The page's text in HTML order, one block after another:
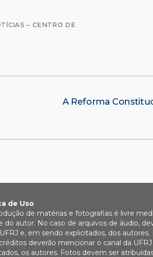
– CENTRO DE
A Reforma
de Uso
de matérias e fotografias é livre
do autor. No caso de arquivos de áudio,
e, em sendo explicitados, dos
deverão mencionar o canal da
os autores. Fotos devem ser